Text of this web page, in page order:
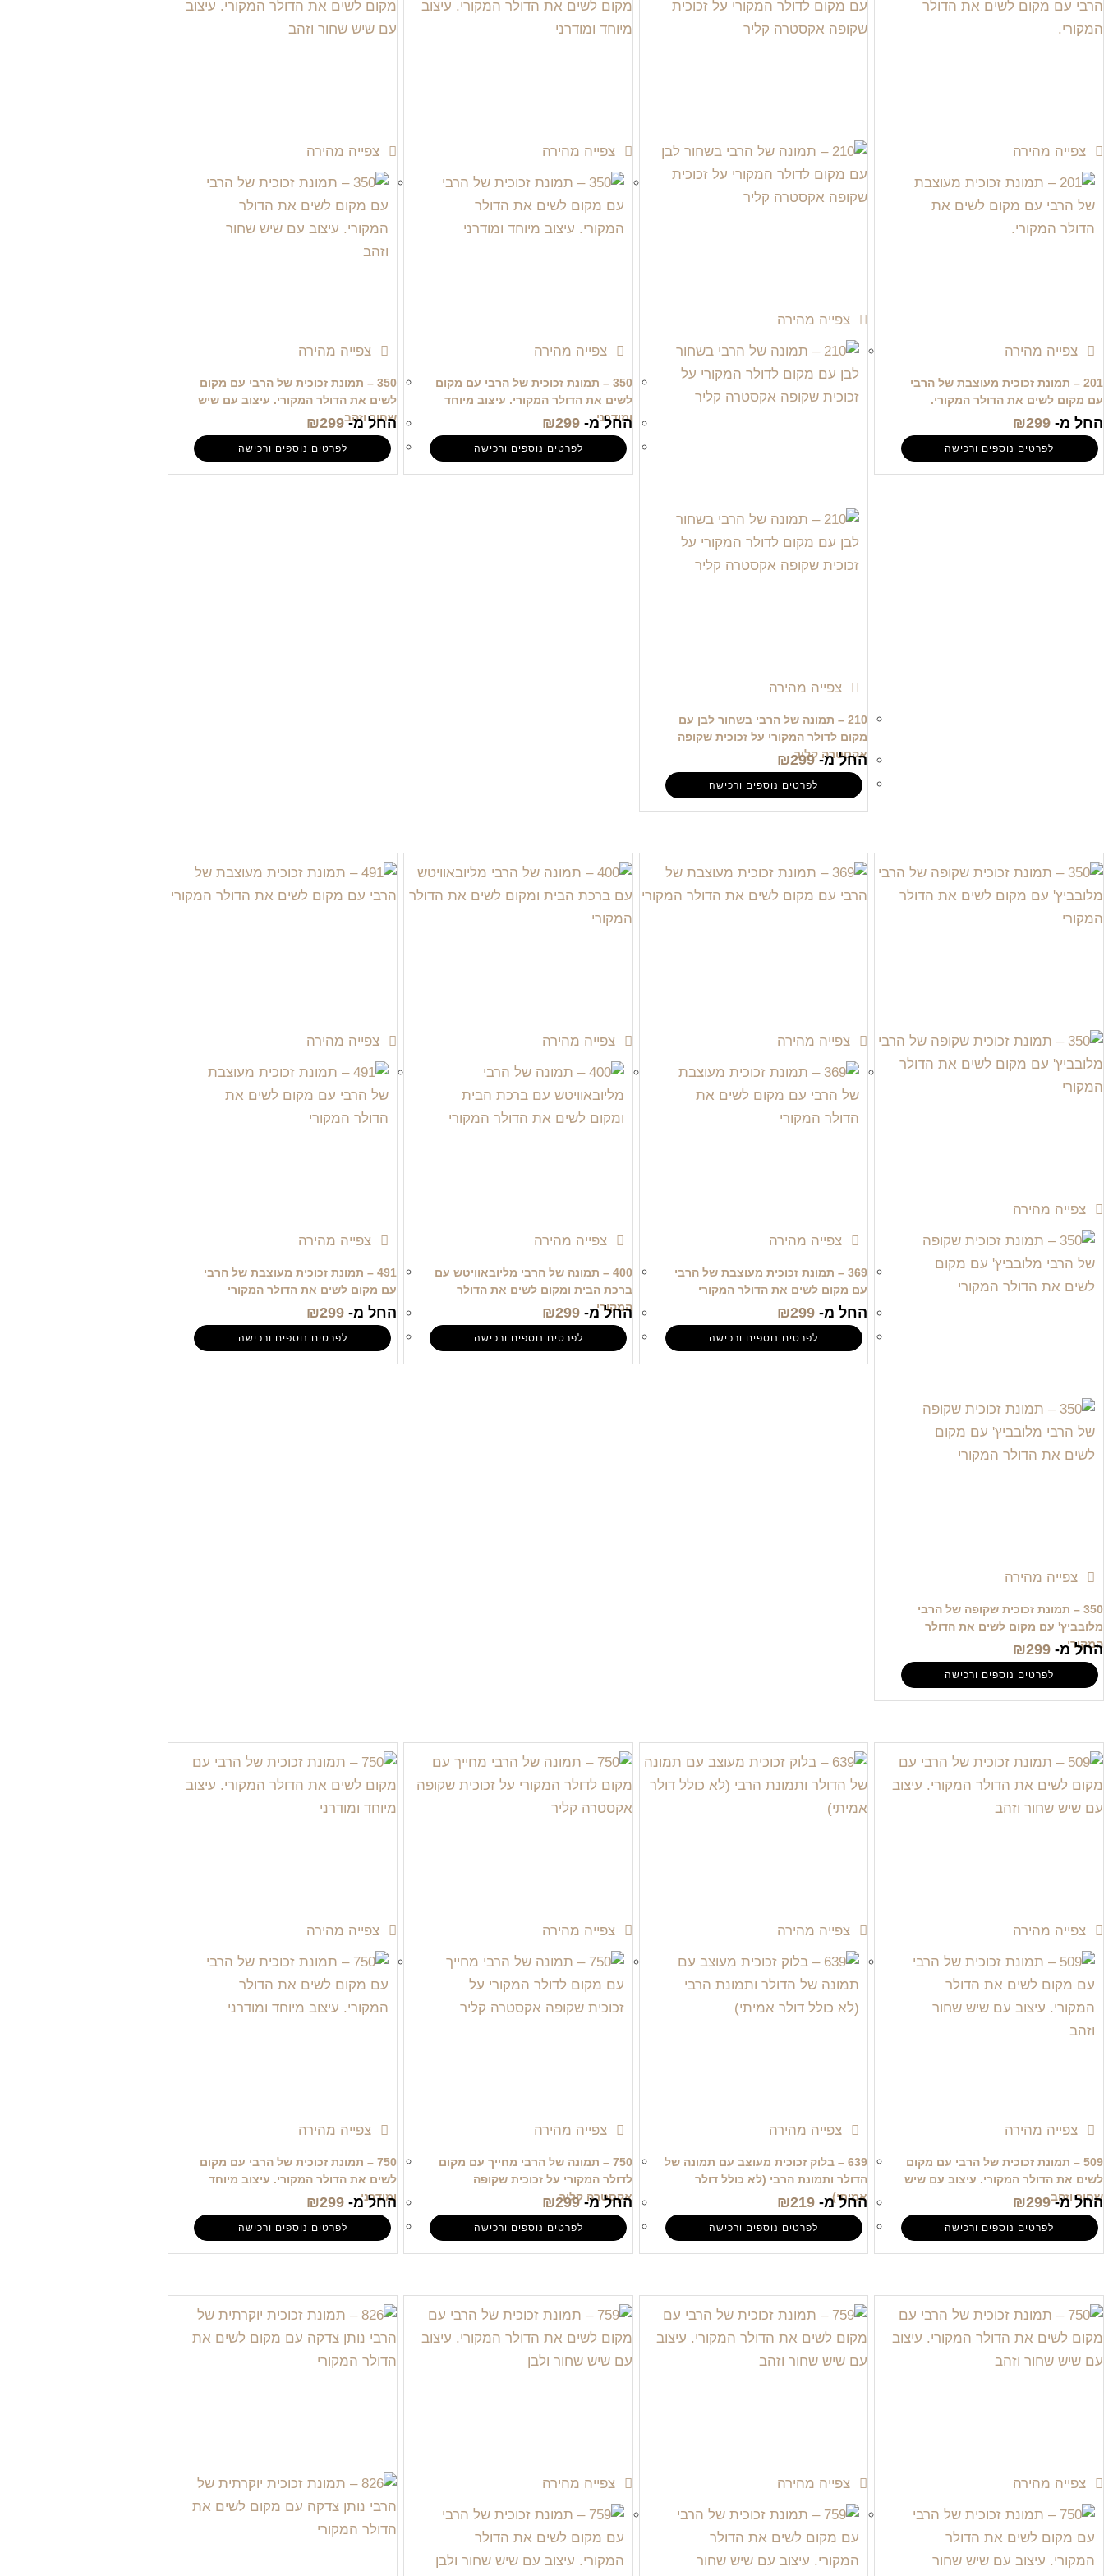
צפייה מהירה
צפייה מהירה
201 – תמונת זכוכית מעוצבת של הרבי
עם מקום לשים את הדולר המקורי.
החל מ- ₪299
לפרטים נוספים ורכישה
צפייה מהירה
צפייה מהירה
210 – תמונה של הרבי בשחור לבן עם
מקום לדולר המקורי על זכוכית שקופה
אקסטרה קליר
החל מ- ₪299
לפרטים נוספים ורכישה
צפייה מהירה
צפייה מהירה
350 – תמונת זכוכית של הרבי עם מקום
לשים את הדולר המקורי. עיצוב מיוחד
ומודרני
החל מ- ₪299
לפרטים נוספים ורכישה
צפייה מהירה
צפייה מהירה
350 – תמונת זכוכית של הרבי עם מקום
לשים את הדולר המקורי. עיצוב עם שיש
שחור וזהב
החל מ- ₪299
לפרטים נוספים ורכישה
צפייה מהירה
צפייה מהירה
350 – תמונת זכוכית שקופה של הרבי
מלובביץ' עם מקום לשים את הדולר
המקורי
החל מ- ₪299
לפרטים נוספים ורכישה
צפייה מהירה
צפייה מהירה
369 – תמונת זכוכית מעוצבת של הרבי
עם מקום לשים את הדולר המקורי
החל מ- ₪299
לפרטים נוספים ורכישה
צפייה מהירה
צפייה מהירה
400 – תמונה של הרבי מליובאוויטש עם
ברכת הבית ומקום לשים את הדולר
המקורי
החל מ- ₪299
לפרטים נוספים ורכישה
צפייה מהירה
צפייה מהירה
491 – תמונת זכוכית מעוצבת של הרבי
עם מקום לשים את הדולר המקורי
החל מ- ₪299
לפרטים נוספים ורכישה
צפייה מהירה
צפייה מהירה
509 – תמונת זכוכית של הרבי עם מקום
לשים את הדולר המקורי. עיצוב עם שיש
שחור וזהב
החל מ- ₪299
לפרטים נוספים ורכישה
צפייה מהירה
צפייה מהירה
639 – בלוק זכוכית מעוצב עם תמונה של
הדולר ותמונת הרבי (לא כולל דולר
אמיתי)
החל מ- ₪219
לפרטים נוספים ורכישה
צפייה מהירה
צפייה מהירה
750 – תמונה של הרבי מחייך עם מקום
לדולר המקורי על זכוכית שקופה
אקסטרה קליר
החל מ- ₪299
לפרטים נוספים ורכישה
צפייה מהירה
צפייה מהירה
750 – תמונת זכוכית של הרבי עם מקום
לשים את הדולר המקורי. עיצוב מיוחד
ומודרני
החל מ- ₪299
לפרטים נוספים ורכישה
צפייה מהירה צפייה מהירה צפייה מהירה